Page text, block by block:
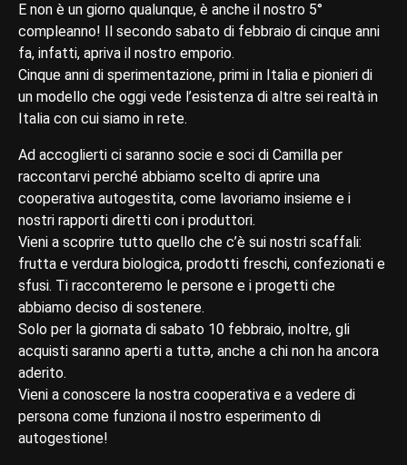
E non è un giorno qualunque, è anche il nostro 5°
compleanno! Il secondo sabato di febbraio di cinque anni
fa, infatti, apriva il nostro emporio.
Cinque anni di sperimentazione, primi in Italia e pionieri di
un modello che oggi vede l’esistenza di altre sei realtà in
Italia con cui siamo in rete.
Ad accoglierti ci saranno socie e soci di Camilla per
raccontarvi perché abbiamo scelto di aprire una
cooperativa autogestita, come lavoriamo insieme e i
nostri rapporti diretti con i produttori.
Vieni a scoprire tutto quello che c’è sui nostri scaffali:
frutta e verdura biologica, prodotti freschi, confezionati e
sfusi. Ti racconteremo le persone e i progetti che
abbiamo deciso di sostenere.
Solo per la giornata di sabato 10 febbraio, inoltre, gli
acquisti saranno aperti a tuttə, anche a chi non ha ancora
aderito.
Vieni a conoscere la nostra cooperativa e a vedere di
persona come funziona il nostro esperimento di
autogestione!